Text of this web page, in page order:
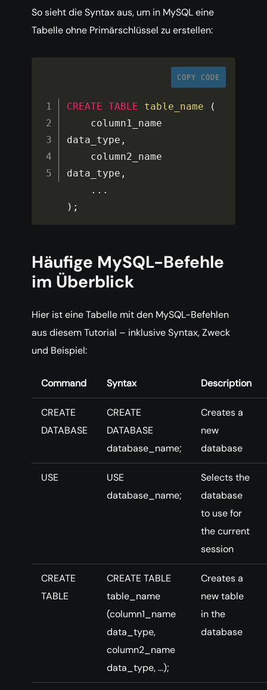
So sieht die Syntax aus, um in MySQL eine
Tabelle ohne Primärschlüssel zu erstellen:
COPY CODE
CREATE TABLE table_name
(
data_type ,
data_type ,
...
) ;
Häufige MySQL-Befehle
im Überblick
Hier ist eine Tabelle mit den MySQL-Befehlen
aus diesem Tutorial – inklusive Syntax, Zweck
und Beispiel:
Command Syntax Description
CREATE
DATABASE
CREATE
DATABASE
database_name;
Creates a
new
database
USE
USE
database_name;
Selects the
database
to use for
the current
session
CREATE
TABLE
CREATE TABLE
table_name
(column1_name
data_type,
column2_name
data_type, …);
Creates a
new table
in the
database